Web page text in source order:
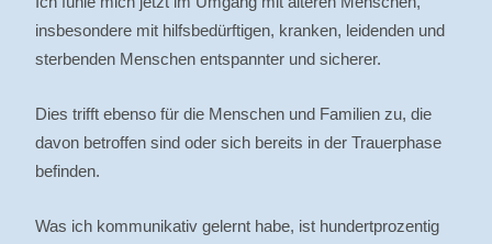
insbesondere mit hilfsbedürftigen, kranken, leidenden und
sterbenden Menschen entspannter und sicherer.
Dies trifft ebenso für die Menschen und Familien zu, die
davon betroffen sind oder sich bereits in der Trauerphase
befinden.
Was ich kommunikativ gelernt habe, ist hundertprozentig